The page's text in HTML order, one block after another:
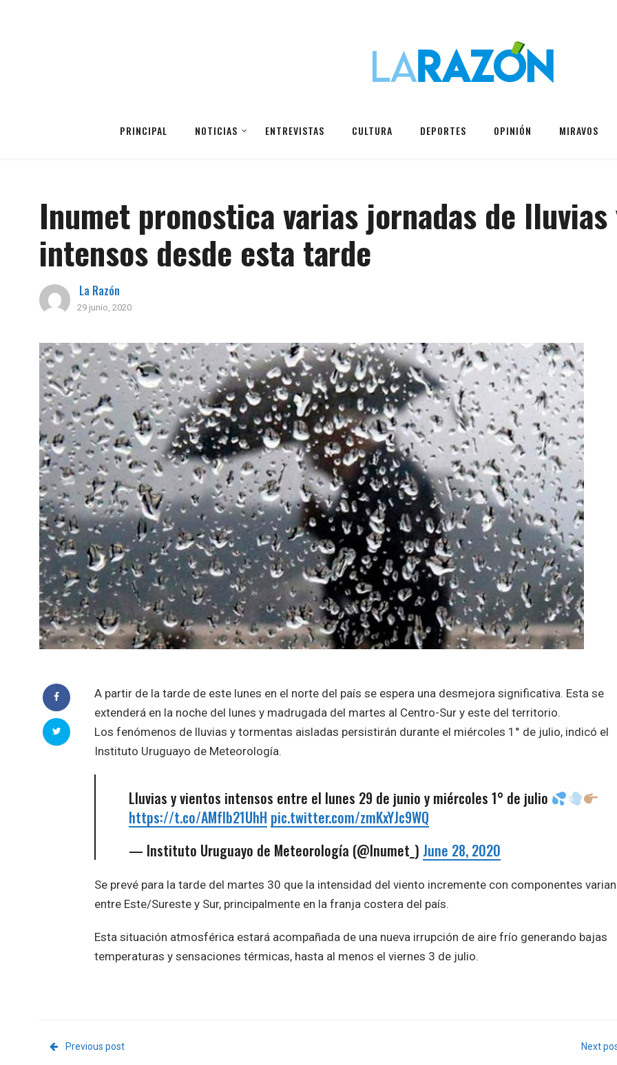
PRINCIPAL NOTICIAS ENTREVISTAS CULTURA DEPORTES OPINIÓN MIRAVOS
Inumet pronostica varias jornadas de
intensos desde esta tarde
La Razón
29 junio, 2020
A partir de la tarde de este lunes en el norte del país se espera una desmejora significativa. Esta se
extenderá en la noche del lunes y madrugada del martes al Centro-Sur y este del territorio.
Los fenómenos de lluvias y tormentas aisladas persistirán durante el miércoles 1° de julio, indicó el
Instituto Uruguayo de Meteorología.
Lluvias y vientos intensos entre el lunes 29 de junio y miércoles 1° de julio
https://t.co/AMfIb21UhH pic.twitter.com/zmKxYJc9WQ
— Instituto Uruguayo de Meteorología (@Inumet_) June 28, 2020
Se prevé para la tarde del martes 30 que la intensidad del viento incremente con componentes
entre Este/Sureste y Sur, principalmente en la franja costera del país.
Esta situación atmosférica estará acompañada de una nueva irrupción de aire frío generando bajas
temperaturas y sensaciones térmicas, hasta al menos el viernes 3 de julio.
Previous post Next